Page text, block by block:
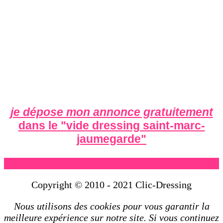
je dépose mon annonce gratuitement
dans le "vide dressing saint-marc-
jaumegarde"
Copyright © 2010 - 2021 Clic-Dressing
Nous utilisons des cookies pour vous garantir la
meilleure expérience sur notre site. Si vous continuez